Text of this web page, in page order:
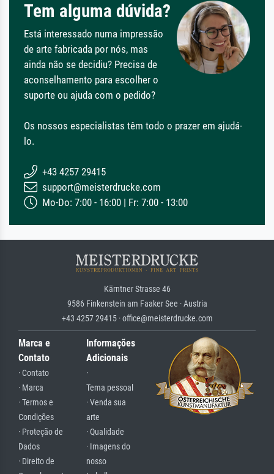
Tem alguma dúvida?
Está interessado numa impressão
de arte fabricada por nós, mas
ainda não se decidiu? Precisa de
aconselhamento para escolher o
suporte ou ajuda com o pedido?
Os nossos especialistas têm todo o prazer em ajudá-
lo.
+43 4257 29415
support@meisterdrucke.com
Mo-Do: 7:00 - 16:00 | Fr: 7:00 - 13:00
Kärntner Strasse 46
9586 Finkenstein am Faaker See · Austria
+43 4257 29415 · office@meisterdrucke.com
Marca e
Contato
· Contato
· Marca
· Termos e
Condições
· Proteção de
Dados
· Direito de
Informações
Adicionais
·
Tema pessoal
· Venda sua
arte
· Qualidade
· Imagens do
nosso